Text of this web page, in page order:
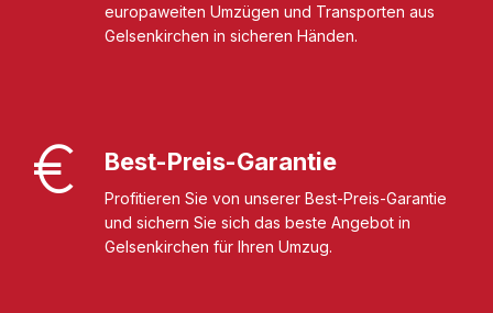
europaweiten Umzügen und Transporten aus
Gelsenkirchen in sicheren Händen.
Best-Preis-Garantie
Profitieren Sie von unserer Best-Preis-Garantie
und sichern Sie sich das beste Angebot in
Gelsenkirchen für Ihren Umzug.